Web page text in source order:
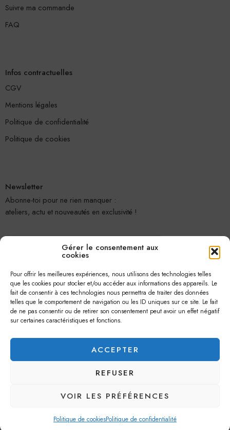
Gérer le consentement aux
cookies
Pour offrir les meilleures expériences, nous utilisons des technologies telles
que les cookies pour stocker et/ou accéder aux informations des appareils. Le
fait de consentir à ces technologies nous permettra de traiter des données
telles que le comportement de navigation ou les ID uniques sur ce site. Le fait
de ne pas consentir ou de retirer son consentement peut avoir un effet négatif
sur certaines caractéristiques et fonctions.
ACCEPTER
REFUSER
VOIR LES PRÉFÉRENCES
Politique de cookiesPolitique de confidentialité
Suivre ma commande
FAQ
Infos contractuelles
CGV
Mentions légales
Politique de confidentialité
Politique de cookies
Newsletter
Abonne-toi pour ne rien manquer :
ateliers, actu et nouveautés en exclusivité !
Je m'abonne
Filtres Catégories Liste de souhaits